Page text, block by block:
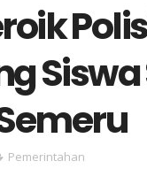
Pemerintahan